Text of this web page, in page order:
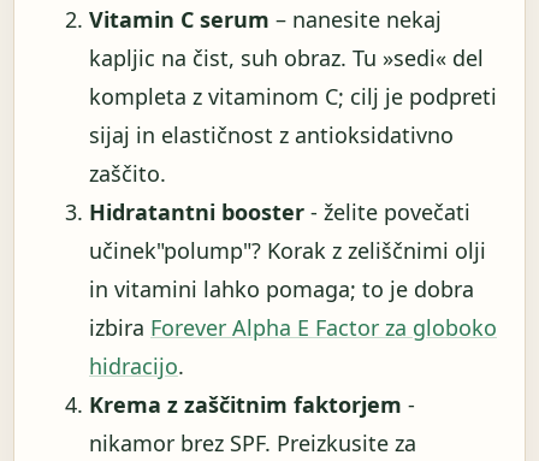
Vitamin C serum – nanesite nekaj
kapljic na čist, suh obraz. Tu »sedi« del
kompleta z vitaminom C; cilj je podpreti
sijaj in elastičnost z antioksidativno
zaščito.
Hidratantni booster - želite povečati
učinek"polump"? Korak z zeliščnimi olji
in vitamini lahko pomaga; to je dobra
izbira Forever Alpha E Factor za globoko
hidracijo.
Krema z zaščitnim faktorjem -
nikamor brez SPF. Preizkusite za